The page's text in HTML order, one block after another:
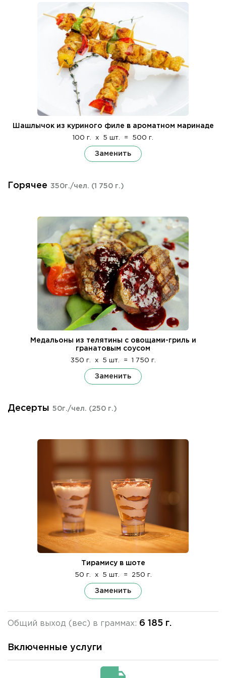
Шашлычок из куриного филе в ароматном маринаде
100 г. x 5 шт. = 500 г.
Заменить
Горячее 350г./чел. (1 750 г.)
Медальоны из телятины с овощами-гриль и
гранатовым соусом
350 г. x 5 шт. = 1 750 г.
Заменить
Десерты 50г./чел. (250 г.)
Тирамису в шоте
50 г. x 5 шт. = 250 г.
Заменить
Общий выход (вес) в граммах: 6 185 г.
Включенные услуги